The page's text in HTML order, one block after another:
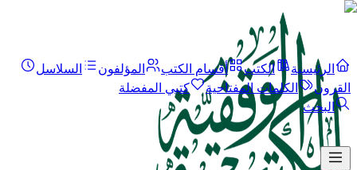
الرئيسية الكتب أقسام الكتب المؤلفون
السلاسل
القرون
الكلمات المفتاحية
كتبي المفضلة
البحث